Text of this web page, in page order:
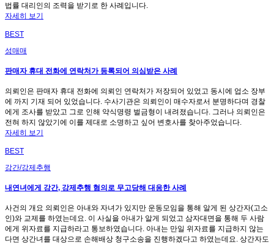
법률 대리인의 조력을 받기로 한 사례입니다.
자세히 보기
BEST
성매매
판매자 휴대 전화에 연락처가 등록되어 의심받은 사례
의뢰인은 판매자 휴대 전화에 의뢰인 연락처가 저장되어 있었고 동시에 업소 장부
에 까지 기재 되어 있었습니다. 수사기관은 의뢰인이 매수자로서 분명하다며 경찰
에게 조사를 받았고 그로 인해 약식명령 벌금형이 내려졌습니다. 그러나 의뢰인은
전혀 하지 않았기에 이를 제대로 소명하고 싶어 변호사를 찾아주었습니다.
자세히 보기
BEST
강간/강제추행
내연녀에게 강간, 강제추행 혐의로 무고당해 대응한 사례
사건의 개요 의뢰인은 아내와 자녀가 있지만 운동모임을 통해 알게 된 상간자(고소
인)와 교제를 하였는데요. 이 사실을 아내가 알게 되었고 삼자대면을 통해 두 사람
에게 위자료를 지급하라고 통보하였습니다. 아내는 만일 위자료를 지급하지 않는
다면 상간녀를 대상으로 손해배상 청구소송을 진행하겠다고 하였는데요. 상간자도